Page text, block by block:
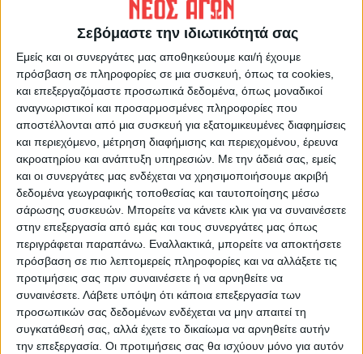
Σεβόμαστε την ιδιωτικότητά σας
Εμείς και οι συνεργάτες μας αποθηκεύουμε και/ή έχουμε
πρόσβαση σε πληροφορίες σε μια συσκευή, όπως τα cookies,
και επεξεργαζόμαστε προσωπικά δεδομένα, όπως μοναδικοί
αναγνωριστικοί και προσαρμοσμένες πληροφορίες που
αποστέλλονται από μια συσκευή για εξατομικευμένες διαφημίσεις
και περιεχόμενο, μέτρηση διαφήμισης και περιεχομένου, έρευνα
ακροατηρίου και ανάπτυξη υπηρεσιών. Με την άδειά σας, εμείς
και οι συνεργάτες μας ενδέχεται να χρησιμοποιήσουμε ακριβή
δεδομένα γεωγραφικής τοποθεσίας και ταυτοποίησης μέσω
σάρωσης συσκευών. Μπορείτε να κάνετε κλικ για να συναινέσετε
στην επεξεργασία από εμάς και τους συνεργάτες μας όπως
περιγράφεται παραπάνω. Εναλλακτικά, μπορείτε να αποκτήσετε
πρόσβαση σε πιο λεπτομερείς πληροφορίες και να αλλάξετε τις
προτιμήσεις σας πριν συναινέσετε ή να αρνηθείτε να
συναινέσετε. Λάβετε υπόψη ότι κάποια επεξεργασία των
προσωπικών σας δεδομένων ενδέχεται να μην απαιτεί τη
συγκατάθεσή σας, αλλά έχετε το δικαίωμα να αρνηθείτε αυτήν
την επεξεργασία. Οι προτιμήσεις σας θα ισχύουν μόνο για αυτόν
VIDEO ΤΗΣ ΘΕΣΣΑΛΙΑΣ
Περιπέτεια για τον πρόεδρο του Ε.Κ.Λ
Γιάννη Σκόκα